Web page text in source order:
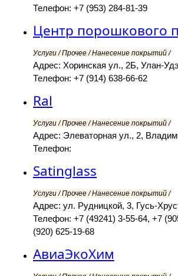
Телефон: +7 (953) 284-81-39
Центр порошкового
Услуги / Прочее / Нанесение покрытий /
Адрес: Хоринская ул., 2Б, Улан-
Телефон: +7 (914) 638-66-62
Ral
Услуги / Прочее / Нанесение покрытий /
Адрес: Элеваторная ул., 2,
Телефон:
Satinglass
Услуги / Прочее / Нанесение покрытий /
Адрес: ул. Рудницкой, 3, Гусь-
Телефон: +7 (49241) 3-55-64, +7
(920) 625-19-68
АвиаЭкоХим